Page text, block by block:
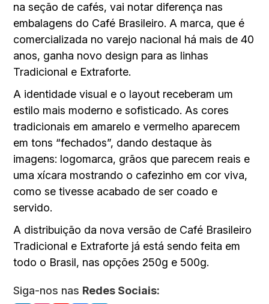
na seção de cafés, vai notar diferença nas
embalagens do Café Brasileiro. A marca, que é
comercializada no varejo nacional há mais de 40
anos, ganha novo design para as linhas
Tradicional e Extraforte.
A identidade visual e o layout receberam um
estilo mais moderno e sofisticado. As cores
tradicionais em amarelo e vermelho aparecem
em tons “fechados”, dando destaque às
imagens: logomarca, grãos que parecem reais e
uma xícara mostrando o cafezinho em cor viva,
como se tivesse acabado de ser coado e
servido.
A distribuição da nova versão de Café Brasileiro
Tradicional e Extraforte já está sendo feita em
todo o Brasil, nas opções 250g e 500g.
Siga-nos nas Redes Sociais: